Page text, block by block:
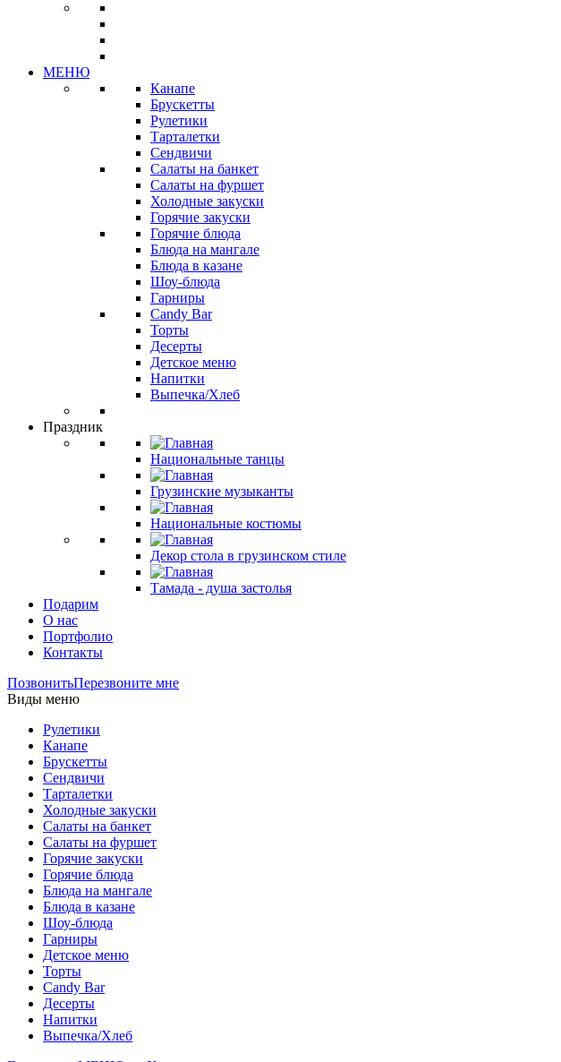
МЕНЮ
Канапе
Брускетты
Рулетики
Тарталетки
Сендвичи
Салаты на банкет
Салаты на фуршет
Холодные закуски
Горячие закуски
Горячие блюда
Блюда на мангале
Блюда в казане
Шоу-блюда
Гарниры
Candy Bar
Торты
Десерты
Детское меню
Напитки
Выпечка/Хлеб
Праздник
Национальные танцы
Грузинские музыканты
Национальные костюмы
Декор стола в грузинском стиле
Тамада - душа застолья
Подарим
О нас
Портфолио
Контакты
ПозвонитьПерезвоните мне
Виды меню
Рулетики
Канапе
Брускетты
Сендвичи
Тарталетки
Холодные закуски
Салаты на банкет
Салаты на фуршет
Горячие закуски
Горячие блюда
Блюда на мангале
Блюда в казане
Шоу-блюда
Гарниры
Детское меню
Торты
Candy Bar
Десерты
Напитки
Выпечка/Хлеб